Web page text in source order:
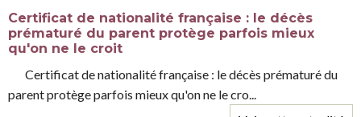
Certificat de nationalité française : le décès
prématuré du parent protège parfois mieux
qu'on ne le croit
Certificat de nationalité française : le décès prématuré du
parent protège parfois mieux qu'on ne le cro...